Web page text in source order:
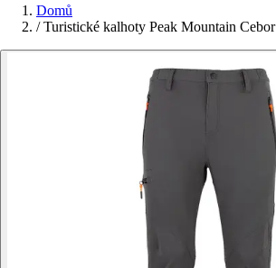
Domů
/ Turistické kalhoty Peak Mountain Cebor